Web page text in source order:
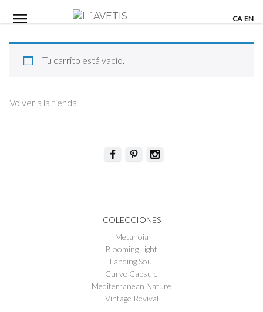
CA EN
Tu carrito está vacío.
Volver a la tienda
COLECCIONES
Metanoia
Blooming Light
Landing Soul
Curve Capsule
Mediterranean Nature
Vintage Revival